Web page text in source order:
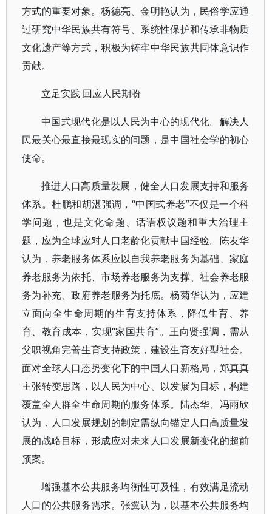
方式的重要对象。杨德亮、金明艳认为，民俗学应通
过研究中华民族共有符号、系统性保护和传承非物质
文化遗产等方式，积极为铸牢中华民族共同体意识作
贡献。
立足实践 回应人民期盼
中国式现代化是以人民为中心的现代化。解决人
民最关心最直接最现实的问题，是中国社会学的初心
使命。
推进人口高质量发展，健全人口发展支持和服务
体系。杜鹏和胡湛强调，“中国式养老”不仅是一个科
学问题，也是文化命题、话语权议题和重大治理主
题，应为全球应对人口老龄化贡献中国经验。陈友华
认为，养老服务体系应以自我养老服务为基础、家庭
养老服务为依托、市场养老服务为支撑、社会养老服
务为补充、政府养老服务为托底。杨菊华认为，应建
立面向全生命周期的生育支持体系，降低生育、养
育、教育成本，实现“家国共育”。王向贤强调，需从
父职视角完善生育支持政策，建设生育友好型社会。
面对全球人口态势变化下的中国人口新格局，郑真真
主张转变思路，以人民为中心、以发展为目标，构建
覆盖全人群全生命周期的服务体系。陆杰华、冯雨欣
认为，人口发展规划的制定需纵向锚定人口高质量发
展的战略目标，形成应对未来人口发展新变化的超前
预案。
增强基本公共服务均衡性可及性，有效满足流动
人口的公共服务需求。张翼认为，以基本公共服务均